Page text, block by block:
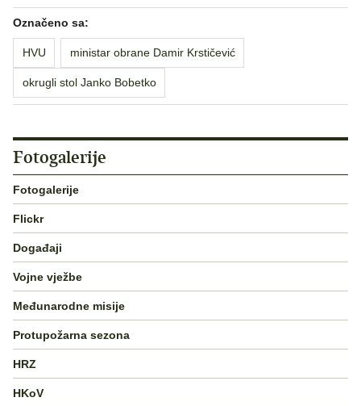
Označeno sa:
HVU ministar obrane Damir Krstičević
okrugli stol Janko Bobetko
Fotogalerije
Fotogalerije
Flickr
Događaji
Vojne vježbe
Međunarodne misije
Protupožarna sezona
HRZ
HKoV